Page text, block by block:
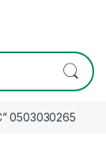
0503030265